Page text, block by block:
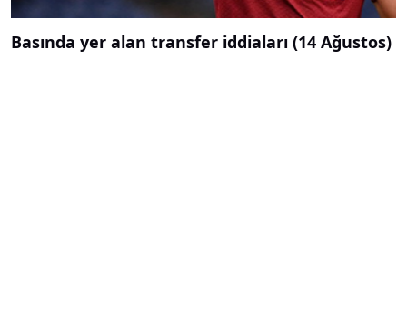
Basında yer alan transfer iddiaları (14 Ağustos)